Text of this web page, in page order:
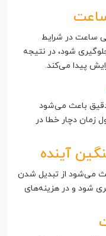
ساعت در شرایط
شود، در نتیجه
پیدا می‌کند.
دقیق باعث می‌شود
زمان دچار خطا در
آینده
می‌شود از تبدیل شدن
شود و در هزینه‌های